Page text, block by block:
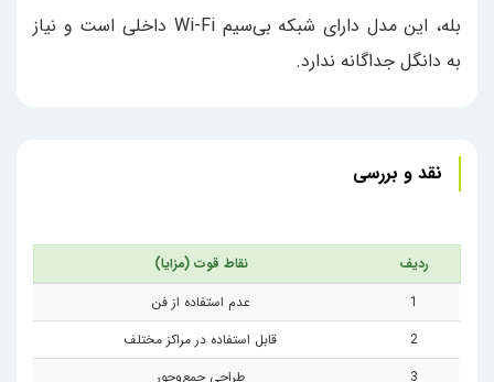
بله، این مدل دارای شبکه بی‌سیم Wi-Fi داخلی است و نیاز
به دانگل جداگانه ندارد.
نقد و بررسی
ردیف
نقاط قوت (مزایا)
1
عدم استفاده از فن
2
قابل استفاده در مراکز مختلف
3
طراحی جمع‌وجور